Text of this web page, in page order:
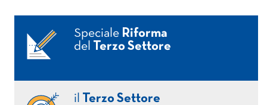
Speciale Riforma
del
Terzo Settore
il
Terzo Settore